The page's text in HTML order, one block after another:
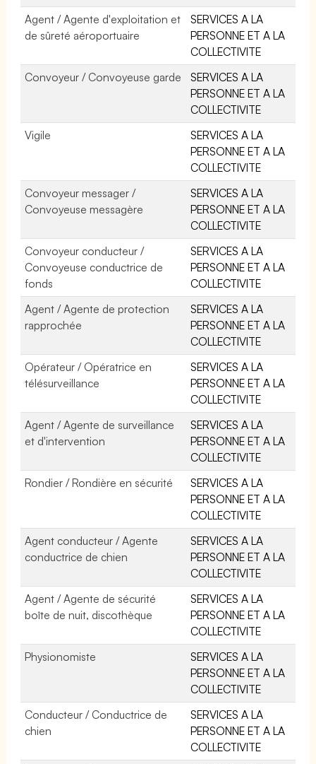
Agent / Agente d'exploitation et
de sûreté aéroportuaire
SERVICES A LA
PERSONNE ET A LA
COLLECTIVITE
Convoyeur / Convoyeuse garde
SERVICES A LA
PERSONNE ET A LA
COLLECTIVITE
Vigile
SERVICES A LA
PERSONNE ET A LA
COLLECTIVITE
Convoyeur messager /
Convoyeuse messagère
SERVICES A LA
PERSONNE ET A LA
COLLECTIVITE
Convoyeur conducteur /
Convoyeuse conductrice de
fonds
SERVICES A LA
PERSONNE ET A LA
COLLECTIVITE
Agent / Agente de protection
rapprochée
SERVICES A LA
PERSONNE ET A LA
COLLECTIVITE
Opérateur / Opératrice en
télésurveillance
SERVICES A LA
PERSONNE ET A LA
COLLECTIVITE
Agent / Agente de surveillance
et d'intervention
SERVICES A LA
PERSONNE ET A LA
COLLECTIVITE
Rondier / Rondière en sécurité
SERVICES A LA
PERSONNE ET A LA
COLLECTIVITE
Agent conducteur / Agente
conductrice de chien
SERVICES A LA
PERSONNE ET A LA
COLLECTIVITE
Agent / Agente de sécurité
boîte de nuit, discothèque
SERVICES A LA
PERSONNE ET A LA
COLLECTIVITE
Physionomiste
SERVICES A LA
PERSONNE ET A LA
COLLECTIVITE
Conducteur / Conductrice de
chien
SERVICES A LA
PERSONNE ET A LA
COLLECTIVITE